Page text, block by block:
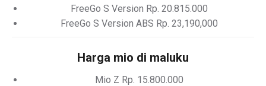
FreeGo S Version Rp. 20.815.000
FreeGo S Version ABS Rp. 23,190,000
Harga mio di maluku
Mio Z Rp. 15.800.000